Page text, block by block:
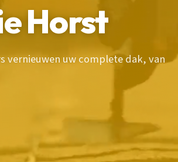
Horst
vernieuwen uw complete dak, van